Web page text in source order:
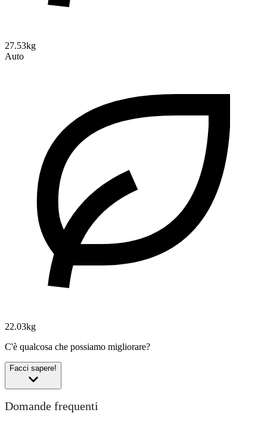
27.53kg
Auto
22.03kg
C'è qualcosa che possiamo migliorare?
Facci sapere!
Domande frequenti